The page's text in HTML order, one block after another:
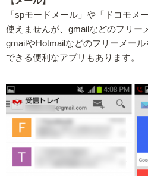
「spモードメール」や「ドコモメ
使えませんが、gmailなどのフリー
gmailやHotmailなどのフリーメー
できる便利なアプリもあります。